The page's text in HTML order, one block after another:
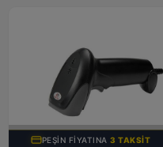
TÜKENDI
PEŞIN FIYATINA3 TAKSIT